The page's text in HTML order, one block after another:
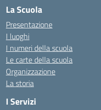
La Scuola
Presentazione
I luoghi
I numeri della scuola
Le carte della scuola
Organizzazione
La storia
I Servizi